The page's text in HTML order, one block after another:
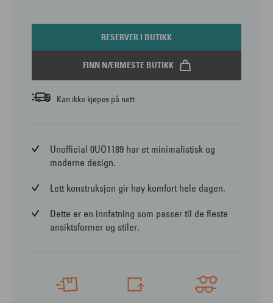
RESERVER I BUTIKK
FINN NÆRMESTE BUTIKK
Kan ikke kjøpes på nett
Unofficial 0UO1189 har et minimalistisk og
moderne design.
Lett konstruksjon gir høy komfort hele dagen.
Dette er en innfatning som passer til de fleste
ansiktsformer og stiler.